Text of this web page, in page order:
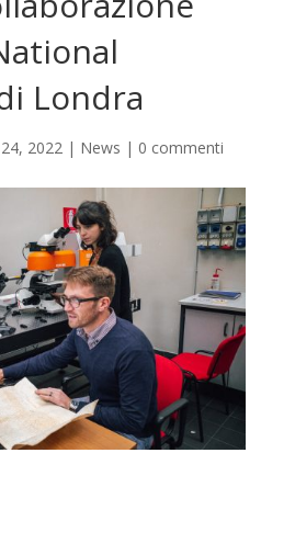
Londra
2022| News | 0 commenti